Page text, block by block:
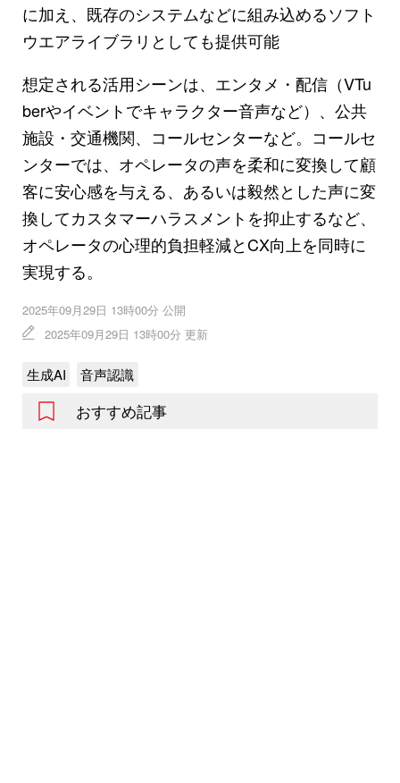
に加え、既存のシステムなどに組み込めるソフト
ウエアライブラリとしても提供可能
想定される活用シーンは、エンタメ・配信（VTu
berやイベントでキャラクター音声など）、公共
施設・交通機関、コールセンターなど。コールセ
ンターでは、オペレータの声を柔和に変換して顧
客に安心感を与える、あるいは毅然とした声に変
換してカスタマーハラスメントを抑止するなど、
オペレータの心理的負担軽減とCX向上を同時に
実現する。
2025年09月29日 13時00分 公開
2025年09月29日 13時00分 更新
生成AI 音声認識
おすすめ記事